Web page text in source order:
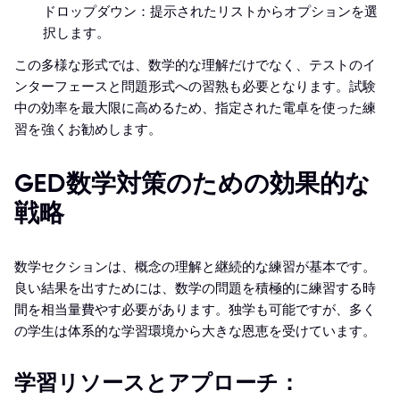
ドロップダウン：提示されたリストからオプションを選
択します。
この多様な形式では、数学的な理解だけでなく、テストのイ
ンターフェースと問題形式への習熟も必要となります。試験
中の効率を最大限に高めるため、指定された電卓を使った練
習を強くお勧めします。
GED数学対策のための効果的な
戦略
数学セクションは、概念の理解と継続的な練習が基本です。
良い結果を出すためには、数学の問題を積極的に練習する時
間を相当量費やす必要があります。独学も可能ですが、多く
の学生は体系的な学習環境から大きな恩恵を受けています。
学習リソースとアプローチ：